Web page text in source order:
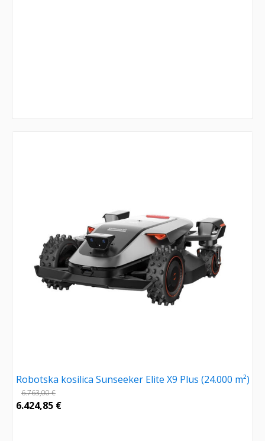
Robotska kosilica Sunseeker Elite X9 Plus (24.000 m²)
6.763,00€
6.424,85 €